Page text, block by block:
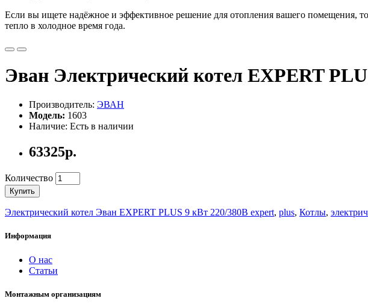
Если вы ищете надёжное и эффективное решение для отопления вашего
тепло в холодное время года.
Эван Электрический котел EXPERT
Производитель: ЭВАН
Модель: 1603
Наличие: Есть в наличии
63325р.
Количество
Купить
Электрический котел Эван EXPERT PLUS 9 кВт 220/380В expert, plus, Котлы,
Информация
О нас
Статьи
Монтажным организациям